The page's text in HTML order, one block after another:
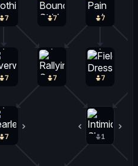
7
7
7 7
7
7
7
1